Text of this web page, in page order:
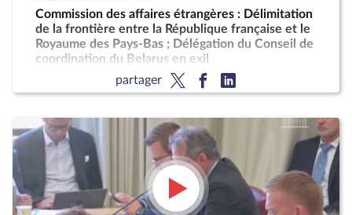
Commission des affaires étrangères : Délimitation
de la frontière entre la République française et le
Royaume des Pays-Bas ; Délégation du Conseil de
coordination du Belarus en exil
partager